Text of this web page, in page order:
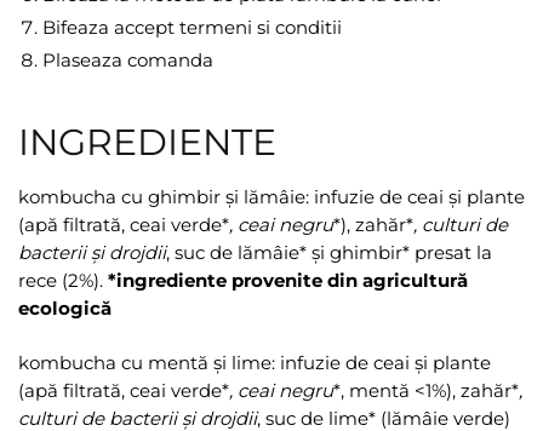
Bifeaza accept termeni si conditii
Plaseaza comanda
INGREDIENTE
kombucha cu ghimbir și lămâie: infuzie de ceai și plante
(apă filtrată, ceai verde*, ceai negru*), zahăr*, culturi de
bacterii și drojdii, suc de lămâie* și ghimbir* presat la
rece (2%). *ingrediente provenite din agricultură
ecologică
kombucha cu mentă și lime: infuzie de ceai și plante
(apă filtrată, ceai verde*, ceai negru*, mentă <1%), zahăr*,
culturi de bacterii și drojdii, suc de lime* (lămâie verde)